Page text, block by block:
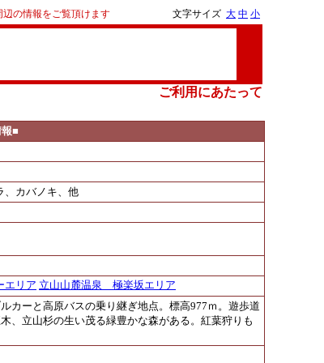
の情報をご覧頂けます 文字サイズ 大 中 小
ご利用にあたって
■
、カバノキ、他
エリア 立山山麓温泉 極楽坂エリア
カーと高原バスの乗り継ぎ地点。標高977ｍ。遊歩道
、立山杉の生い茂る緑豊かな森がある。紅葉狩りも